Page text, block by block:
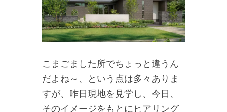
こまごました所でちょっと違うん
だよね～、という点は多々ありま
すが、昨日現地を見学し、今日、
そのイメージをもとにヒアリング